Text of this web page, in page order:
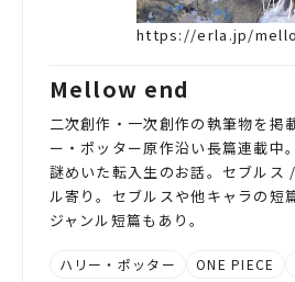
https://erla.jp/
Mellow end
二次創作・一次創作の執筆物を掲
ー・ポッター原作沿い長篇連載中
謎めいた転入生のお話。セブルス
ル寄り。セブルスや他キャラの短
ジャンル短篇もあり。
ハリー・ポッター ONE PIECE